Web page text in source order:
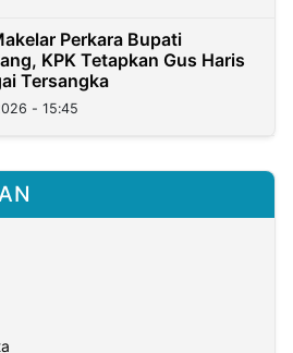
Perkara Bupati
KPK Tetapkan Gus Haris
Tersangka
- 15:45